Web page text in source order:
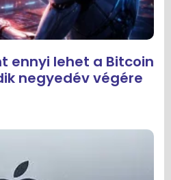
ennyi lehet a Bitcoin
negyedév végére